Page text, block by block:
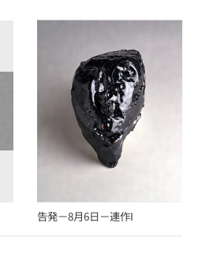
告発－8月6日－連作I